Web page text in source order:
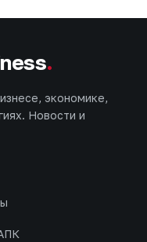
.
экономике,
Новости и